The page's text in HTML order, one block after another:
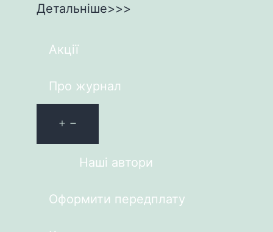
Детальніше>>>
Акції
Про журнал
Наші автори
Оформити передплату